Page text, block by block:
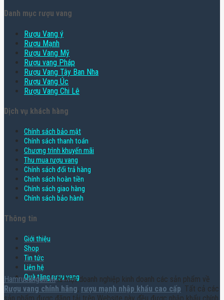
Danh mục rượu vang
Rượu Vang ý
Rượu Mạnh
Rượu Vang Mỹ
Rượu vang Pháp
Rượu Vang Tây Ban Nha
Rượu Vang Úc
Rượu Vang Chi Lê
Dịch vụ khách hàng
Chính sách bảo mật
Chính sách thanh toán
Chương trình khuyến mãi
Thu mua rượu vang
Chính sách đổi trả hàng
Chính sách hoàn tiền
Chính sách giao hàng
Chính sách bảo hành
Thông tin
Giới thiệu
Shop
Tin tức
Liên hệ
Quà tặng rượu vang
Hamruoungon.vnlà một doanh nghiệp kinh doanh các sản phẩm về
Rượu vang chính hãng, rượu mạnh nhập khẩu cao cấp. Tất cả các